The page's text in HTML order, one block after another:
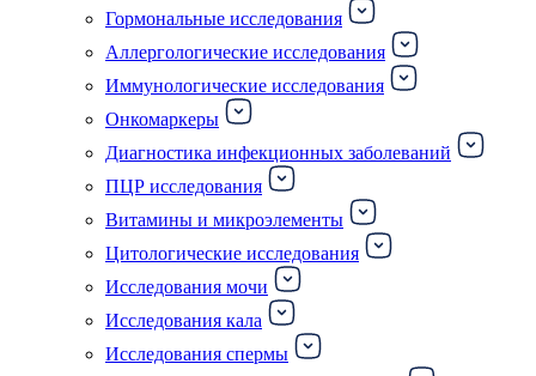
Гормональные исследования
Аллергологические исследования
Иммунологические исследования
Онкомаркеры
Диагностика инфекционных заболеваний
ПЦР исследования
Витамины и микроэлементы
Цитологические исследования
Исследования мочи
Исследования кала
Исследования спермы